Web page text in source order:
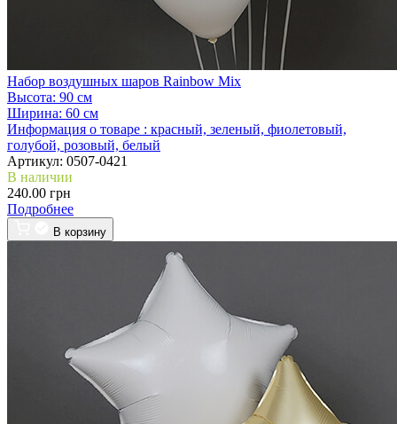
Набор воздушных шаров Rainbow Mix
Высота: 90 см
Ширина: 60 см
Информация о товаре : красный, зеленый, фиолетовый,
голубой, розовый, белый
Артикул: 0507-0421
В наличии
240.00 грн
Подробнее
В корзину